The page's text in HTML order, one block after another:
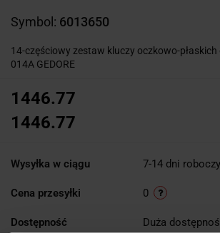
Symbol: 6013650
14-częściowy zestaw kluczy oczkowo-
014A GEDORE
1446.77
1446.77
Wysyłka w ciągu 7-14 dni
Cena przesyłki 0
Dostępność Duża